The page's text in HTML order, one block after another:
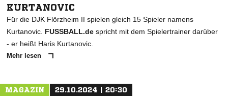
KURTANOVIC
Für die DJK Flörzheim II spielen gleich 15 Spieler namens
Kurtanovic. FUSSBALL.de spricht mit dem Spielertrainer darüber
- er heißt Haris Kurtanovic.
Mehr lesen
MAGAZIN 29.10.2024 | 20:30